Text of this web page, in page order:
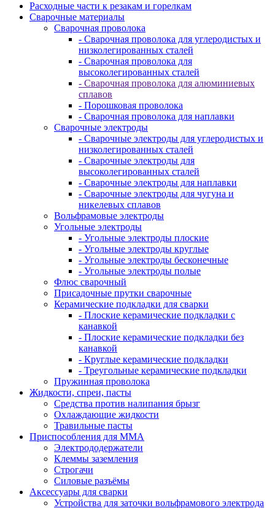
Расходные части к резакам и горелкам
Сварочные материалы
Сварочная проволока
- Сварочная проволока для углеродистых и
низколегированных сталей
- Сварочная проволока для
высоколегированных сталей
- Сварочная проволока для алюминиевых
сплавов
- Порошковая проволока
- Сварочная проволока для наплавки
Сварочные электроды
- Сварочные электроды для углеродистых и
низколегированных сталей
- Сварочные электроды для
высоколегированных сталей
- Сварочные электроды для наплавки
- Сварочные электроды для чугуна и
никелевых сплавов
Вольфрамовые электроды
Угольные электроды
- Угольные электроды плоские
- Угольные электроды круглые
- Угольные электроды бесконечные
- Угольные электроды полые
Флюс сварочный
Присадочные прутки сварочные
Керамические подкладки для сварки
- Плоские керамические подкладки с
канавкой
- Плоские керамические подкладки без
канавкой
- Круглые керамические подкладки
- Треугольные керамические подкладки
Пружинная проволока
Жидкости, спреи, пасты
Средства против налипания брызг
Охлаждающие жидкости
Травильные пасты
Приспособления для ММА
Электрододержатели
Клеммы заземления
Строгачи
Силовые разъёмы
Аксессуары для сварки
Устройства для заточки вольфрамового электрода